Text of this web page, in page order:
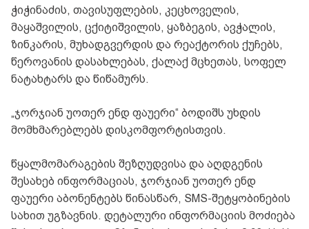
ჭიჭინაძის, თავისუფლების, კეცხოველის,
მაყაშვილის, ცქიტიშვილის, ყაზბეგის, ავჭალის,
ზინკარის, მუხადგვერდის და რეაქტორის ქუჩებს,
წეროვანის დასახლებას, ქალაქ მცხეთას, სოფელ
ნატახტარს და წიწამურს.
„ჯორჯიან უოთერ ენდ ფაუერი“ ბოდიშს უხდის
მომხმარებლებს დისკომფორტისთვის.
წყალმომარაგების შეზღუდვისა და აღდგენის
შესახებ ინფორმაციას, ჯორჯიან უოთერ ენდ
ფაუერი აბონენტებს წინასწარ, SMS-შეტყობინების
სახით უგზავნის. დეტალური ინფორმაციის მოძიება